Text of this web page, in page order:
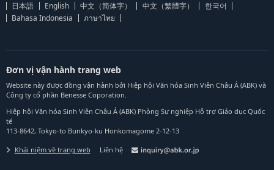
日本語 English 中文（简体字） 中文（繁體字）
한국어
Bahasa Indonesia
ภาษาไทย
Đơn vị vận hành trang web
Website này được đồng vận hành bởi Hiệp hội Văn hóa Sinh Viên Châu Á (ABK) và
Công ty cổ phần Benesse Coporation.
Hiệp hội Văn hóa Sinh Viên Châu Á (ABK) Phòng Sự nghiệp Hỗ trợ Giáo dục Quốc
tế
113-8642, Tokyo-to Bunkyo-ku Honkomagome 2-12-13
Khái niệm về trang web Liên hệ